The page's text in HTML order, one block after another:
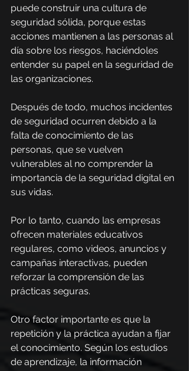
puede construir una cultura de
seguridad sólida, porque estas
acciones mantienen a las personas al
día sobre los riesgos, haciéndoles
entender su papel en la seguridad de
las organizaciones.
Después de todo, muchos incidentes
de seguridad ocurren debido a la
falta de conocimiento de las
personas, que se vuelven
vulnerables al no comprender la
importancia de la seguridad digital en
sus vidas.
Por lo tanto, cuando las empresas
ofrecen materiales educativos
regulares, como videos, anuncios y
campañas interactivas, pueden
reforzar la comprensión de las
prácticas seguras.
Otro factor importante es que la
repetición y la práctica ayudan a fijar
el conocimiento. Según los estudios
de aprendizaje, la información